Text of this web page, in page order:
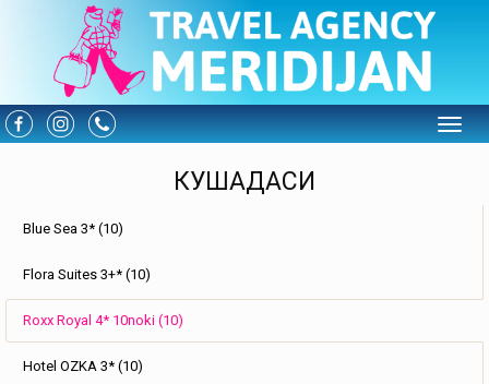
КУШАДАСИ
Blue Sea 3* (10)
Flora Suites 3+* (10)
Roxx Royal 4* 10noki (10)
Hotel OZKA 3* (10)